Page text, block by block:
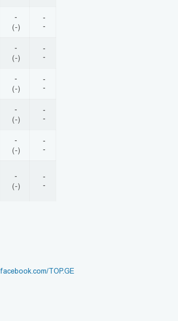
-
(-)
-
-
-
(-)
-
-
-
(-)
-
-
-
(-)
-
-
-
(-)
-
-
-
(-)
-
-
facebook.com/TOP.GE